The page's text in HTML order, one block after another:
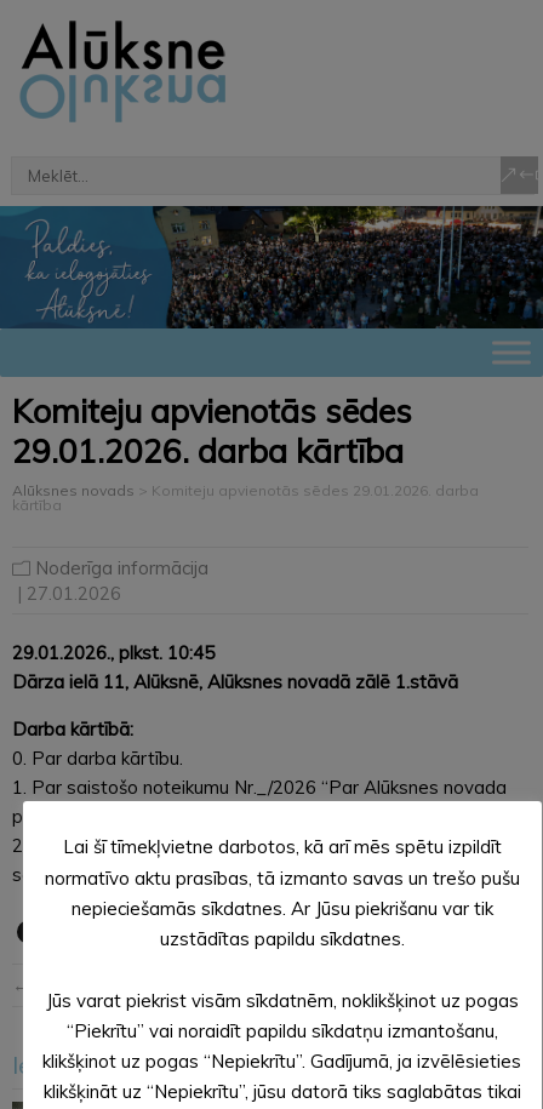
Komiteju apvienotās sēdes
29.01.2026. darba kārtība
Alūksnes novads > Komiteju apvienotās sēdes 29.01.2026. darba
kārtība
Noderīga informācija
| 27.01.2026
29.01.2026., plkst. 10:45
Dārza ielā 11, Alūksnē, Alūksnes novadā zālē 1.stāvā
Darba kārtībā:
0. Par darba kārtību.
1. Par saistošo noteikumu Nr._/2026 “Par Alūksnes novada
pašvaldības budžetu 2026. gadam” izdošanu.
2. Par izglītības iestāžu izdevumu noteikšanu pašvaldību
savstarpējos norēķinos.
← Iepriekšējā ziņa
Iesakām arī šo < >
Lai šī tīmekļvietne darbotos, kā arī mēs spētu izpildīt
normatīvo aktu prasības, tā izmanto savas un trešo pušu
nepieciešamās sīkdatnes. Ar Jūsu piekrišanu var tik
uzstādītas papildu sīkdatnes.
Jūs varat piekrist visām sīkdatnēm, noklikšķinot uz pogas
“Piekrītu” vai noraidīt papildu sīkdatņu izmantošanu,
klikšķinot uz pogas “Nepiekrītu”. Gadījumā, ja izvēlēsieties
klikšķināt uz “Nepiekrītu”, jūsu datorā tiks saglabātas tikai